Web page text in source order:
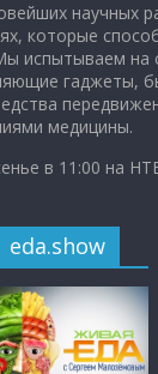
научных
которые
испытываем на
гаджеты,
медицины.
в 11:00 на
eda.show